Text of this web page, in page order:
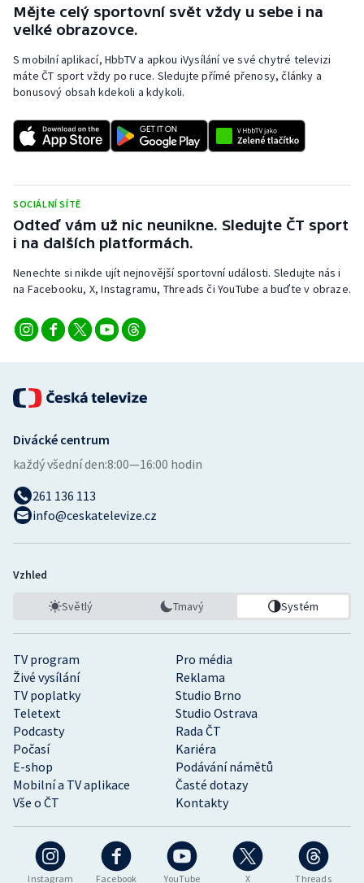
Rychlobruslení
Short track
Sportovní střelba
Triatlon
Veslování
Vodní slalom
Volejbal
Ostatní
Mějte celý sportovní svět vždy u sebe i na
velké obrazovce.
S mobilní aplikací, HbbTV a apkou iVysílání ve své chytré televizi
máte ČT sport vždy po ruce. Sledujte přímé přenosy, články a
bonusový obsah kdekoli a kdykoli.
SOCIÁLNÍ SÍTĚ
Odteď vám už nic neunikne. Sledujte ČT sport
i na dalších platformách.
Nenechte si nikde ujít nejnovější sportovní události. Sledujte nás i
na Facebooku, X, Instagramu, Threads či YouTube a buďte v obraze.
Instagram Facebook YouTube X Threads
TV program
Pro média
Živé vysílání
Reklama
TV poplatky
Studio Brno
Teletext
Studio Ostrava
Podcasty
Rada ČT
Počasí
Kariéra
E-shop
Podávání námětů
Mobilní a TV aplikace
Časté dotazy
Vše o ČT
Kontakty
Divácké centrum
každý všední den:8:00—16:00 hodin
261 136 113
info@ceskatelevize.cz
Vzhled
Světlý Tmavý Systém